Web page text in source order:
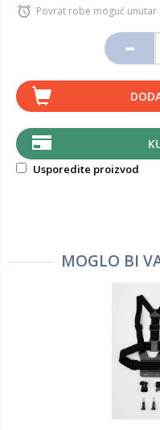
Povrat robe moguć unutar
Usporedite proizvod
MOGLO BI